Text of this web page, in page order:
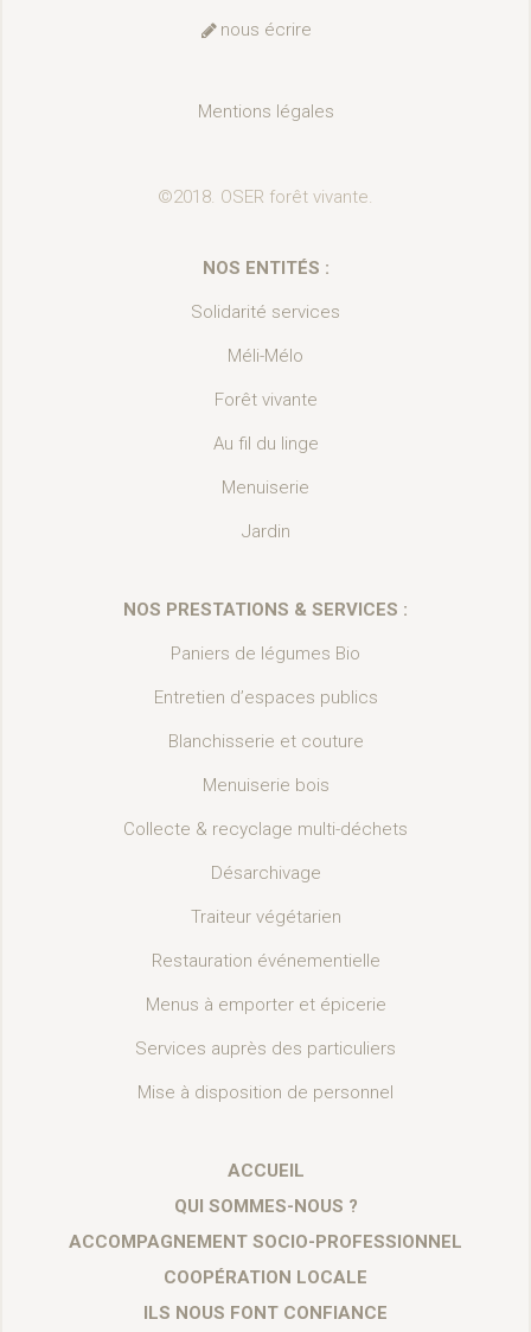
nous écrire
Mentions légales
©2018. OSER forêt vivante.
NOS ENTITÉS :
Solidarité services
Méli-Mélo
Forêt vivante
Au fil du linge
Menuiserie
Jardin
NOS PRESTATIONS & SERVICES :
Paniers de légumes Bio
Entretien d’espaces publics
Blanchisserie et couture
Menuiserie bois
Collecte & recyclage multi-déchets
Désarchivage
Traiteur végétarien
Restauration événementielle
Menus à emporter et épicerie
Services auprès des particuliers
Mise à disposition de personnel
ACCUEIL
QUI SOMMES-NOUS ?
ACCOMPAGNEMENT SOCIO-PROFESSIONNEL
COOPÉRATION LOCALE
ILS NOUS FONT CONFIANCE